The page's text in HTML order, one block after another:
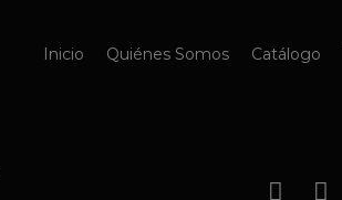
Inicio Quiénes Somos Catálogo